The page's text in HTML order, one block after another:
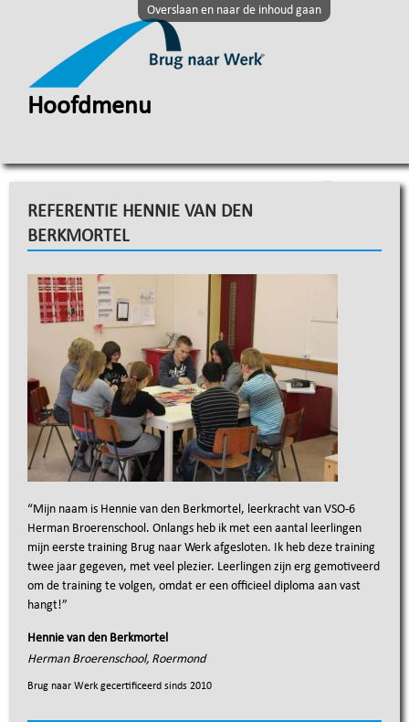
Overslaan en naar de inhoud gaan
Hoofdmenu
REFERENTIE HENNIE VAN DEN
BERKMORTEL
“Mijn naam is Hennie van den Berkmortel, leerkracht van VSO-6
Herman Broerenschool. Onlangs heb ik met een aantal leerlingen
mijn eerste training Brug naar Werk afgesloten. Ik heb deze training
twee jaar gegeven, met veel plezier. Leerlingen zijn erg gemotiveerd
om de training te volgen, omdat er een officieel diploma aan vast
hangt!”
Hennie van den Berkmortel
Herman Broerenschool, Roermond
Brug naar Werk gecertificeerd sinds 2010